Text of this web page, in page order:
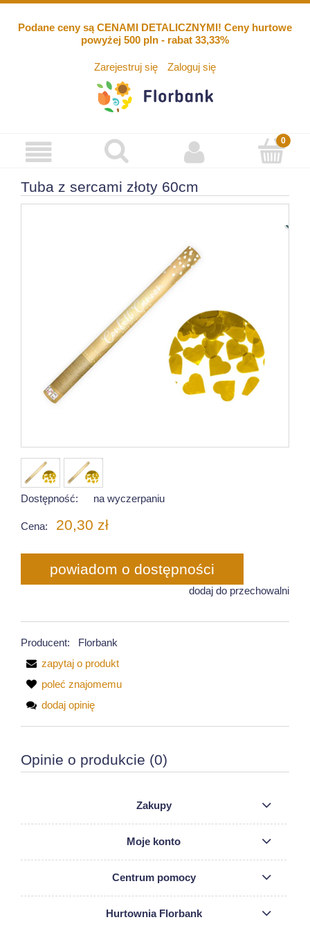
Podane ceny są CENAMI DETALICZNYMI! Ceny hurtowe
powyżej 500 pln - rabat 33,33%
Zarejestruj się Zaloguj się
Tuba z sercami złoty 60cm
Dostępność: na wyczerpaniu
Cena: 20,30 zł
powiadom o dostępności
dodaj do przechowalni
Producent:
Florbank
zapytaj o produkt
poleć znajomemu
dodaj opinię
Opinie o produkcie (0)
Zakupy
Moje konto
Centrum pomocy
Hurtownia Florbank